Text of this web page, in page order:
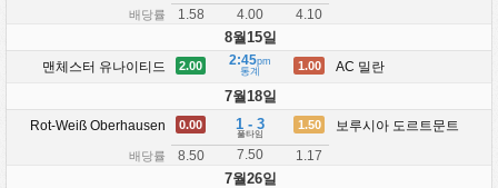
배당률 1.58 4.00 4.10
8월15일
맨체스터 유나이티드 2.00 2:45pm
통계
1.00 AC 밀란
7월18일
Rot-Weiß Oberhausen
배당률
0.00
8.50
1 - 3
풀타임
7.50
1.50
1.17
보루시아 도르트문트
7월26일